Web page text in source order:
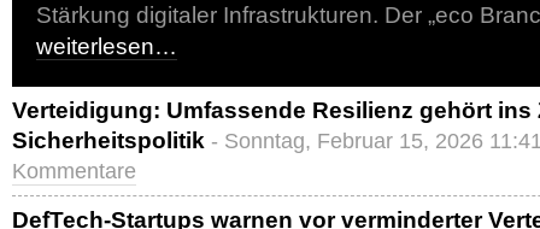
Stärkung digitaler Infrastrukturen. Der „eco
weiterlesen…
Verteidigung: Umfassende Resilienz gehört ins
Sicherheitspolitik - Sonntag, Februar 15, 2026
Kommentare
DefTech-Startups warnen vor verminderter